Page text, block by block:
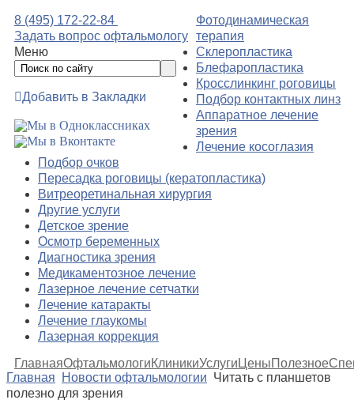
8 (495) 172-22-84
Задать вопрос офтальмологу
Меню
Добавить в Закладки
Фотодинамическая
терапия
Склеропластика
Блефаропластика
Кросслинкинг роговицы
Подбор контактных линз
Аппаратное лечение
зрения
Лечение косоглазия
Подбор очков
Пересадка роговицы (кератопластика)
Витреоретинальная хирургия
Другие услуги
Детское зрение
Осмотр беременных
Диагностика зрения
Медикаментозное лечение
Лазерное лечение сетчатки
Лечение катаракты
Лечение глаукомы
Лазерная коррекция
ГлавнаяОфтальмологиКлиникиУслуги ЦеныПолезное
Главная
Новости офтальмологии Читать с планшетов
полезно для зрения